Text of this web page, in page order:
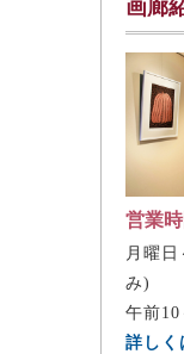
画廊
営業
月曜
み)
午前
詳しく